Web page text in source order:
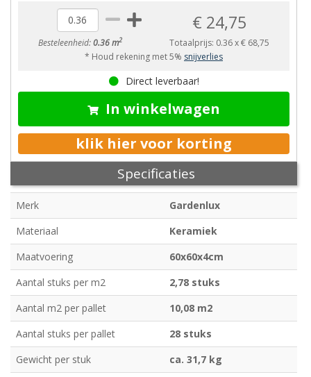
Besteleenheid:0.36 m2
€ 24,75
Totaalprijs: 0.36x€ 68,75
* Houd rekening met 5% snijverlies
Direct leverbaar!
In winkelwagen
klik hier voor korting
Specificaties
Merk
Gardenlux
Materiaal
Keramiek
Maatvoering
60x60x4cm
Aantal stuks per m2
2,78 stuks
Aantal m2 per pallet
10,08 m2
Aantal stuks per pallet
28 stuks
Gewicht per stuk
ca. 31,7 kg